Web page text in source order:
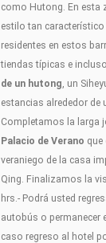
como Hutong. En esta
estilo tan característico
residentes en estos
tiendas típicas e
de un hutong , un
estancias alrededor de
Completamos la larga
Palacio de Verano que
veraniego de la casa
Qing. Finalizamos la
hrs.- Podrá usted
autobús o permanecer
caso regreso al hotel